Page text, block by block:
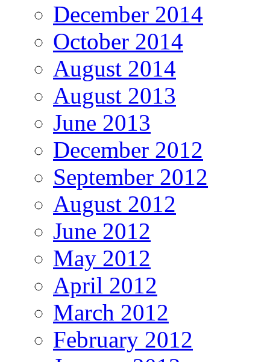
December 2014
October 2014
August 2014
August 2013
June 2013
December 2012
September 2012
August 2012
June 2012
May 2012
April 2012
March 2012
February 2012